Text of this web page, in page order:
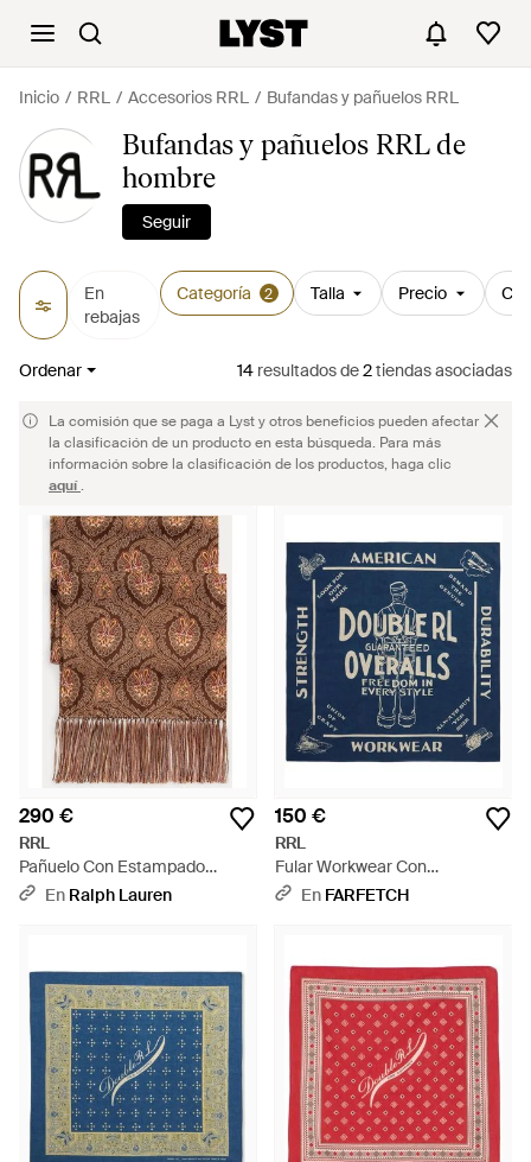
Inicio RRL Accesorios RRL Bufandas y pañuelos RRL
Bufandas y pañuelos RRL de
hombre
Seguir
En
rebajas
Categoría 2 Talla Precio
Ordenar 14 resultadosde2tiendas asociadas
La comisión que se paga a Lyst y otros beneficios pueden afectar
la clasificación de un producto en esta búsqueda. Para más
información sobre la clasificación de los productos, haga clic
aquí.
290 €
RRL
Pañuelo Con Estampado
Paisley Y Flecos - Marrón
En Ralph Lauren
150 €
RRL
Fular Workwear Con
Estampado Gráfico - Azul
En FARFETCH